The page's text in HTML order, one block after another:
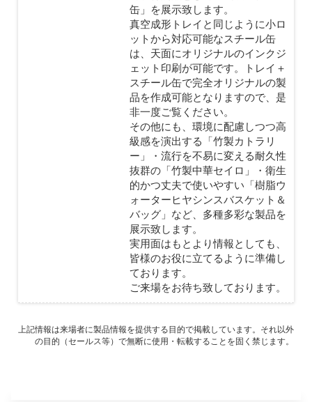
缶」を展示致します。
真空成形トレイと同じように小ロ
ットから対応可能なスチール缶
は、天面にオリジナルのインクジ
ェット印刷が可能です。トレイ＋
スチール缶で完全オリジナルの製
品を作成可能となりますので、是
非一度ご覧ください。
その他にも、環境に配慮しつつ高
級感を演出する「竹製カトラリ
ー」・流行を不易に変える耐久性
抜群の「竹製中華セイロ」・衛生
的かつ丈夫で使いやすい「樹脂ウ
ォーターヒヤシンスバスケット＆
バッグ」など、多種多彩な製品を
展示致します。
実用面はもとより情報としても、
皆様のお役に立てるように準備し
ております。
ご来場をお待ち致しております。
上記情報は来場者に製品情報を提供する目的で掲載しています。それ以外
の目的（セールス等）で無断に使用・転載することを固く禁じます。